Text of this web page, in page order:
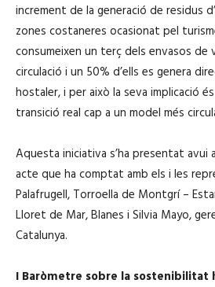
increment de la generació de residus
zones costaneres ocasionat pel
consumeixen un terç dels envasos de
circulació i un 50% d’ells es genera
hostaler, i per això la seva implicació
transició real cap a un model més
Aquesta iniciativa s’ha presentat avui
acte que ha comptat amb els i les
Palafrugell, Torroella de Montgrí –
Lloret de Mar, Blanes i Silvia Mayo,
Catalunya.
I Baròmetre sobre la sostenibilitat